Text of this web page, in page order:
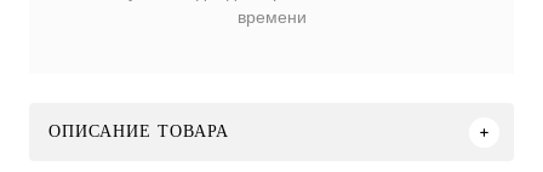
времени
ОПИСАНИЕ ТОВАРА